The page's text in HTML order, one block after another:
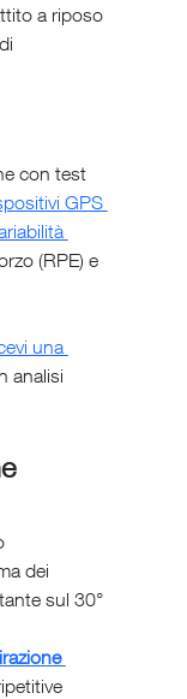
a riposo
con test
GPS
(RPE) e
una
analisi
dei
sul 30°